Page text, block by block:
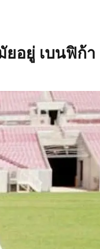
ยอยู่ เบนฟิก้า